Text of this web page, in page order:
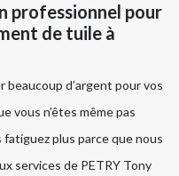
professionnel pour
de tuile à
beaucoup d’argent pour vos
vous n’êtes même pas
plus parce que nous
services de PETRY Tony